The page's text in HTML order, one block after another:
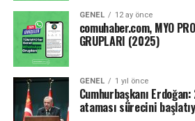
GENEL 12 ay önce
comuhaber.com, MYO
GRUPLARI (2025)
GENEL 1 yıl önce
Cumhurbaşkanı
ataması sürecini